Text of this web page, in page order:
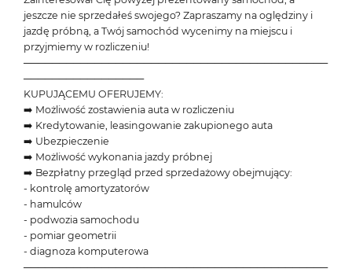
jeszcze nie sprzedałeś swojego? Zapraszamy na oględziny i
jazdę próbną, a Twój samochód wycenimy na miejscu i
przyjmiemy w rozliczeniu!
───────────────────────────────────────────
─────────────────
KUPUJĄCEMU OFERUJEMY:
➡️ Możliwość zostawienia auta w rozliczeniu
➡️ Kredytowanie, leasingowanie zakupionego auta
➡️ Ubezpieczenie
➡️ Możliwość wykonania jazdy próbnej
➡️ Bezpłatny przegląd przed sprzedażowy obejmujący:
- kontrolę amortyzatorów
- hamulców
- podwozia samochodu
- pomiar geometrii
- diagnoza komputerowa
───────────────────────────────────────────